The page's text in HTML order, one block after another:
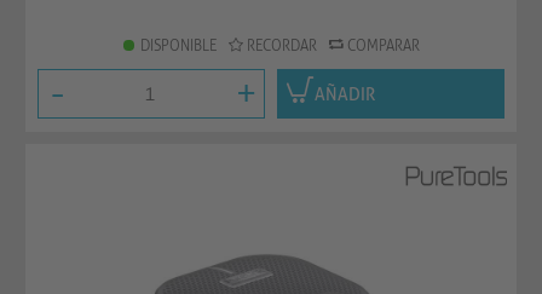
DISPONIBLE RECORDAR COMPARAR
- + AÑADIR